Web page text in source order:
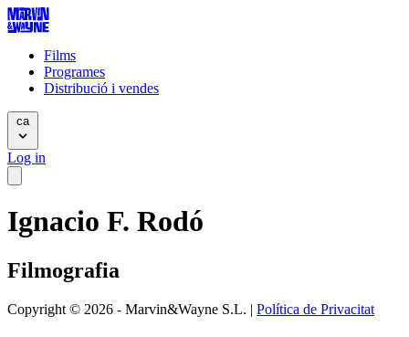
Films
Programes
Distribució i vendes
ca
Log in
Ignacio F. Rodó
Filmografia
Copyright © 2026 - Marvin&Wayne S.L. | Política de Privacitat